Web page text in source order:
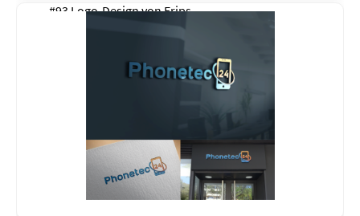
#93 Logo-Design vonErips